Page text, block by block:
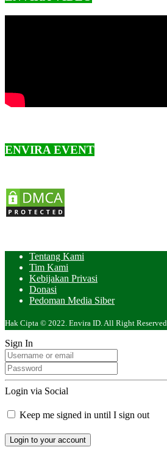
ENVIRA EVENT
Tentang Kami
Tim Kami
Kebijakan Privasi
Donasi
Pedoman Media Siber
Hak Cipta © 2022. Envira ID. All Right Reserved.
Sign In
Login via Social
Keep me signed in until I sign out